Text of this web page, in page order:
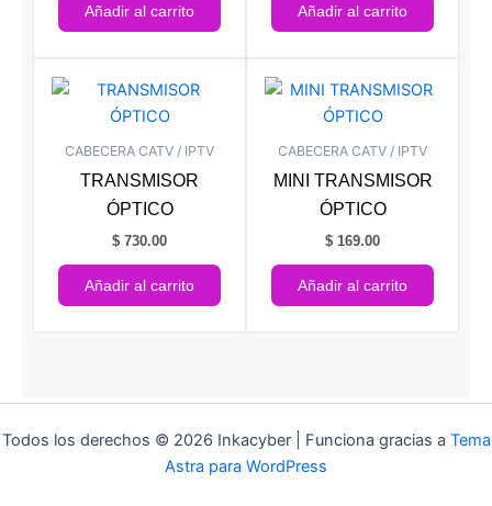
Añadir al carrito Añadir al carrito
CABECERA CATV / IPTV
TRANSMISOR
ÓPTICO
$ 730.00
Añadir al carrito
CABECERA CATV / IPTV
MINI TRANSMISOR
ÓPTICO
$ 169.00
Añadir al carrito
Todos los derechos © 2026 Inkacyber | Funciona gracias a Tema
Astra para WordPress